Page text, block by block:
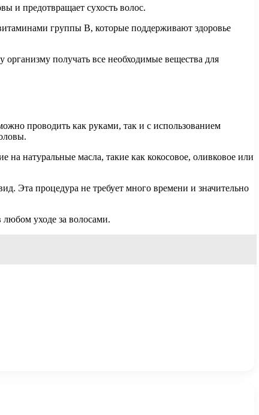
и предотвращает сухость волос.
группы B, которые поддерживают здоровье
получать все необходимые вещества для
проводить как руками, так и с использованием
натуральные масла, такие как кокосовое, оливковое или
Эта процедура не требует много времени и значительно
уходе за волосами.